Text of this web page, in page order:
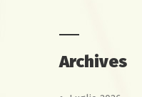
Archives